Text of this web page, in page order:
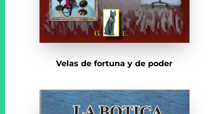
Velas de fortuna y de poder